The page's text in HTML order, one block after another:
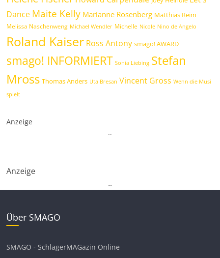
Dance Maite Kelly Marianne Rosenberg Matthias Reim
Melissa Naschenweng Michael Wendler Michelle Nicole Nino de Angelo
Roland Kaiser Ross Antony smago! AWARD
smago! INFORMIERT Sonia Liebing Stefan
Mross Thomas Anders Uta Bresan Vincent Gross Wenn die Musi
spielt
Anzeige
..
Anzeige
..
Über SMAGO
SMAGO - SchlagerMAGazin Online